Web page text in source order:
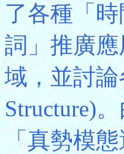
了各種「
詞」推廣
域，並討
Structure)
「真勢模